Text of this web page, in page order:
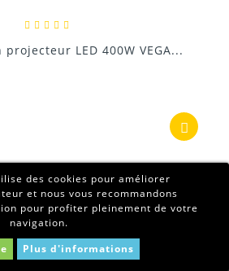
des cookies pour améliorer
et nous vous recommandons
pour profiter pleinement de votre
navigation.
Plus d'informations
LED 400W VEGA...